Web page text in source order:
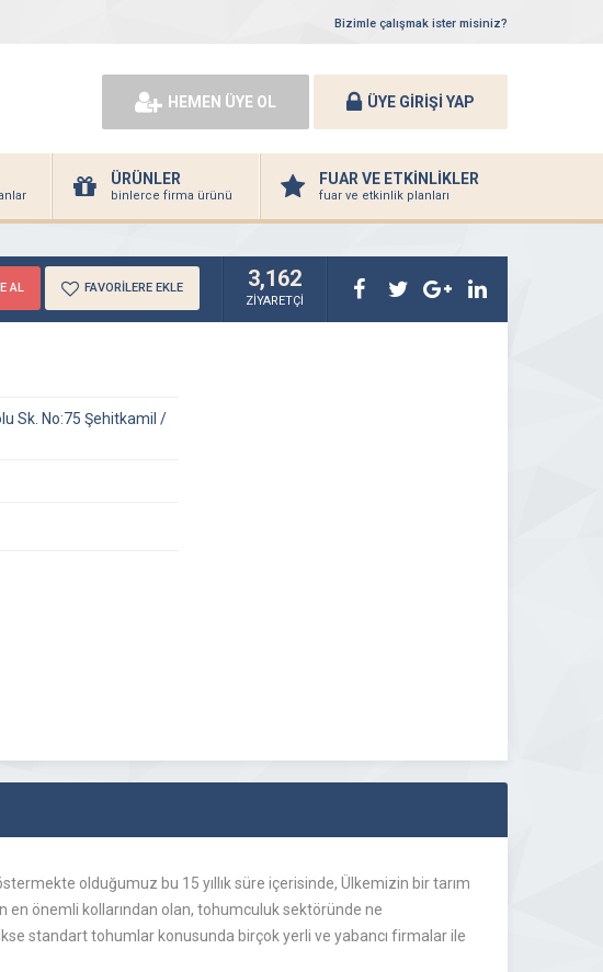
Bizimle çalışmak ister misiniz?
HEMEN ÜYE OL ÜYE GİRİŞİ YAP
ÜRÜNLER
binlerce firma ürünü
FUAR VE ETKİNLİKLER
fuar ve etkinlik planları
AL FAVORİLERE EKLE 3,162
ZİYARETÇİ
Sk. No:75 Şehitkamil /
olduğumuz bu 15 yıllık süre içerisinde, Ülkemizin bir tarım
en önemli kollarından olan, tohumculuk sektöründe ne
standart tohumlar konusunda birçok yerli ve yabancı firmalar ile